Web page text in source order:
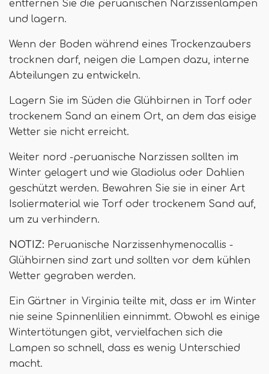
entfernen Sie die peruanischen Narzissenlampen
und lagern.
Wenn der Boden während eines Trockenzaubers
trocknen darf, neigen die Lampen dazu, interne
Abteilungen zu entwickeln.
Lagern Sie im Süden die Glühbirnen in Torf oder
trockenem Sand an einem Ort, an dem das eisige
Wetter sie nicht erreicht.
Weiter nord -peruanische Narzissen sollten im
Winter gelagert und wie Gladiolus oder Dahlien
geschützt werden. Bewahren Sie sie in einer Art
Isoliermaterial wie Torf oder trockenem Sand auf,
um zu verhindern.
NOTIZ: Peruanische Narzissenhymenocallis -
Glühbirnen sind zart und sollten vor dem kühlen
Wetter gegraben werden.
Ein Gärtner in Virginia teilte mit, dass er im Winter
nie seine Spinnenlilien einnimmt. Obwohl es einige
Wintertötungen gibt, vervielfachen sich die
Lampen so schnell, dass es wenig Unterschied
macht.